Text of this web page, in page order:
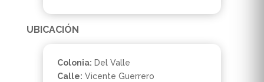
UBICACIÓN
Colonia: Del Valle
Calle: Vicente Guerrero